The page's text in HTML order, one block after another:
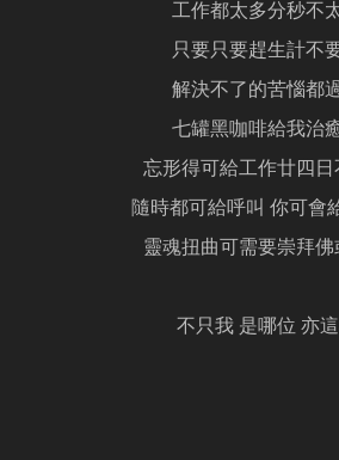
工作都太多分秒不
只要只要趕生計不
解決不了的苦惱都
七罐黑咖啡給我治
忘形得可給工作廿四日
隨時都可給呼叫 你可會
靈魂扭曲可需要崇拜佛
不只我 是哪位 亦